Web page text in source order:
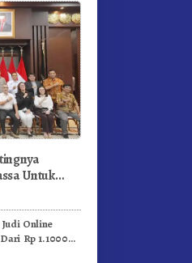
Untuk
Online
Rp 1.1000
Triliun